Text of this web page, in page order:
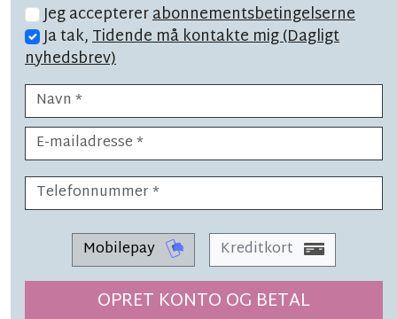
Jeg acceptererabonnementsbetingelserne
Ja tak,Tidende må kontakte mig (Dagligt
nyhedsbrev)
Mobilepay Kreditkort
OPRET KONTO OG BETAL
LÆSETID 1 MIN.
Tusindvis af hunde: 'Der er noget
helt særligt ved Bornholm'
TOPNYHED